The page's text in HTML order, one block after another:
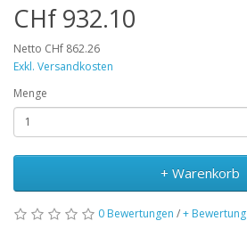
CHf 932.10
Netto CHf 862.26
Exkl. Versandkosten
Menge
+ Warenkorb
0 Bewertungen /+ Bewertung